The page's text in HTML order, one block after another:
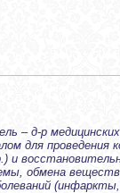
– д-р
для проведения
обмена
(инфаркты,